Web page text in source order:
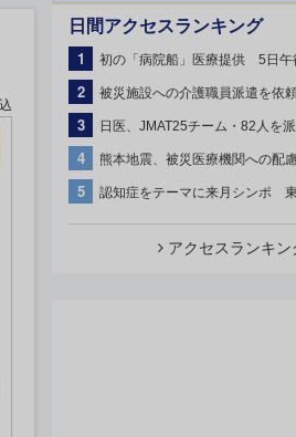
日間アクセスランキング
1 初の「病院船」医療提供 5日午
2 被災施設への介護職員派遣を依
3 日医、JMAT25チーム・82人を
4 熊本地震、被災医療機関への配
5 認知症をテーマに来月シンポ
アクセスランキン